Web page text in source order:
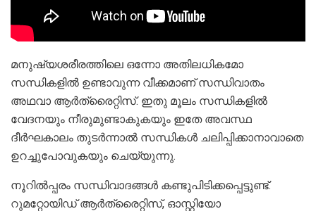
മനുഷ്യശരീരത്തിലെ ഒന്നോ അതിലധികമോ
സന്ധികളിൽ ഉണ്ടാവുന്ന വീക്കമാണ് സന്ധിവാതം
അഥവാ ആർത്രൈറ്റിസ്. ഇതു മൂലം സന്ധികളിൽ
വേദനയും നീരുമുണ്ടാകുകയും ഇതേ അവസ്ഥ
ദീർഘകാലം തുടർന്നാൽ സന്ധികൾ ചലിപ്പിക്കാനാവാതെ
ഉറച്ചുപോവുകയും ചെയ്യുന്നു.
നൂറിൽപ്പരം സന്ധിവാദങ്ങൾ കണ്ടുപിടിക്കപ്പെട്ടുണ്ട്.
റുമറ്റോയിഡ് ആർത്രൈറ്റിസ്, ഓസ്റ്റിയോ